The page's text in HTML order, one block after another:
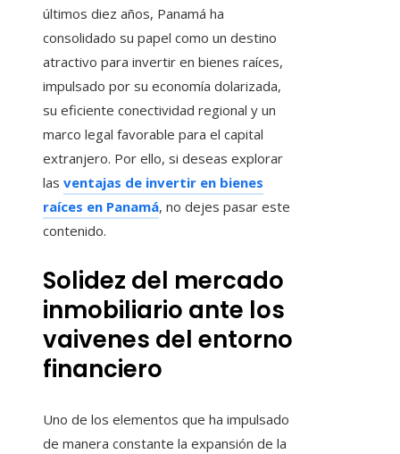
últimos diez años, Panamá ha
consolidado su papel como un destino
atractivo para invertir en bienes raíces,
impulsado por su economía dolarizada,
su eficiente conectividad regional y un
marco legal favorable para el capital
extranjero. Por ello, si deseas explorar
las ventajas de invertir en bienes
raíces en Panamá, no dejes pasar este
contenido.
Solidez del mercado
inmobiliario ante los
vaivenes del entorno
financiero
Uno de los elementos que ha impulsado
de manera constante la expansión de la